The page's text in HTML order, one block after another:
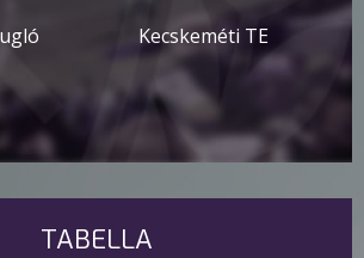
Kecskeméti TE
TABELLA